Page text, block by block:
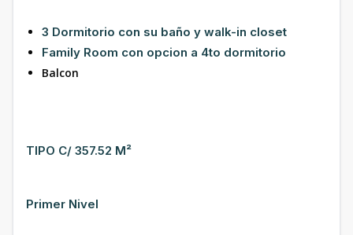
3 Dormitorio con su baño y walk-in closet
Family Room con opcion a 4to dormitorio
Balcon
TIPO C/ 357.52 M²
Primer Nivel